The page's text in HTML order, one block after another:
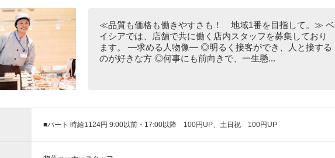
≪品質も価格も働きやすさも！ 地域1番を目指して。≫ ベ
イシアでは、店舗で共に働く店内スタッフを募集しており
ます。 ―求める人物像― ◎明るく接客ができ、人と接する
のが好きな方 ◎何事にも前向きで、一生懸...
■パート 時給1124円 9:00以前・17:00以降 100円UP、土日祝 100円UP